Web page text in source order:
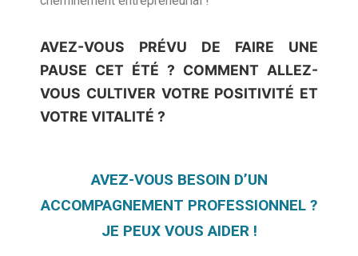
AVEZ-VOUS PRÉVU DE FAIRE UNE
PAUSE CET ÉTÉ ? COMMENT ALLEZ-
VOUS CULTIVER VOTRE POSITIVITÉ ET
VOTRE VITALITÉ ?
AVEZ-VOUS BESOIN D’UN
ACCOMPAGNEMENT PROFESSIONNEL ?
JE PEUX VOUS AIDER !